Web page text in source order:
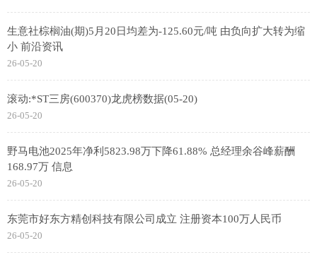
生意社棕榈油(期)5月20日均差为-125.60元/吨 由负向扩大转为缩
小 前沿资讯
26-05-20
滚动:*ST三房(600370)龙虎榜数据(05-20)
26-05-20
野马电池2025年净利5823.98万下降61.88% 总经理余谷峰薪酬
168.97万 信息
26-05-20
东莞市好东方精创科技有限公司成立 注册资本100万人民币
26-05-20